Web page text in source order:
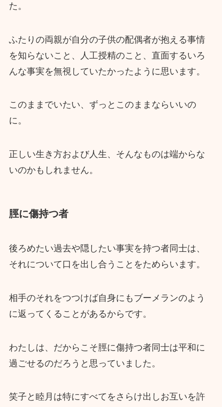
た。
ふたりの両親が自分の子供の配偶者が抱える事情
を知らないこと、人工授精のこと、直面するいろ
んな事実を無視していたかったように思います。
このままでいたい、ずっとこのままならいいの
に。
正しい生き方および人生、そんなものは端からな
いのかもしれません。
脛に傷持つ者
後ろめたい過去や隠したい事実を持つ者同士は、
それについて口を出し合うことをためらいます。
相手のそれをつつけば自身にもブーメランのよう
に返ってくることがあるからです。
わたしは、だからこそ脛に傷持つ者同士は平和に
過ごせるのだろうと思っていました。
笑子と睦月は特にすべてをさらけ出しお互いを許